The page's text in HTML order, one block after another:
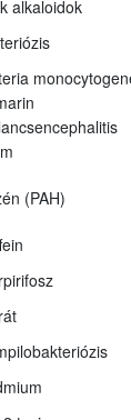
alkaloidok
(PAH)